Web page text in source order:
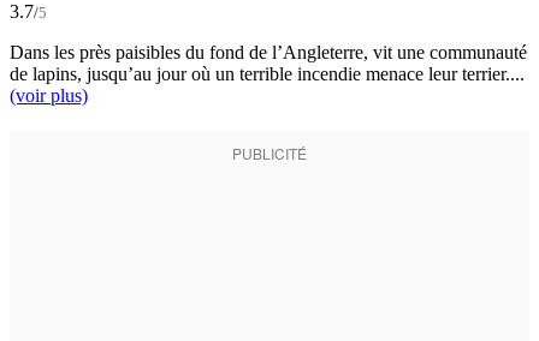
3.7/5
Dans les près paisibles du fond de l’Angleterre, vit une communauté
de lapins, jusqu’au jour où un terrible incendie menace leur terrier....
(voir plus)